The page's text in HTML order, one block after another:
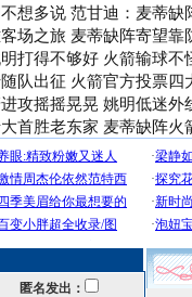
想多说 范甘迪：麦蒂缺
场之旅 麦蒂缺阵寄望靠
打得不够好 火箭输球不
队出征 火箭官方投票四
攻摇摇晃晃 姚明低迷外
首胜老东家 麦蒂缺阵火
匿名发出：